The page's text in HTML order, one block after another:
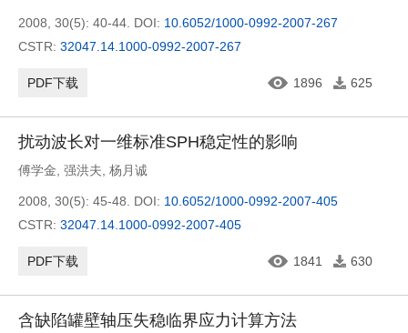
2008, 30(5): 40-44. DOI: 10.6052/1000-0992-2007-267
CSTR: 32047.14.1000-0992-2007-267
PDF下载 1896 625
扰动波长对一维标准SPH稳定性的影响
傅学金 强洪夫 杨月诚
2008, 30(5): 45-48. DOI: 10.6052/1000-0992-2007-405
CSTR: 32047.14.1000-0992-2007-405
PDF下载 1841 630
含缺陷罐壁轴压失稳临界应力计算方法